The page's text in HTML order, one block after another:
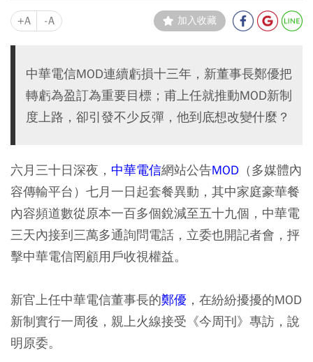
+A -A 加入收藏
中華電信MOD連續虧損十三年，新董事長鄭優把
轉虧為盈訂為重要目標；甫上任就推動MOD新制
度上路，卻引發不少反彈，他到底想改變什麼？
六月三十日深夜， 中華電信網站公告MOD （多媒體內
容傳輸平台）七月一日起套餐異動，其中家庭豪華餐
內容頻道數從原本一百多個銳減至五十九個，中華電
三天內接到三萬多通詢問電話，立委也開記者會，抨
擊中華電信罔顧用戶收視權益。
新官上任中華電信董事長的鄭優 ，在紛紛擾擾的MOD
新制實行一周後，親上火線接受《今周刊》專訪，說
明原委。